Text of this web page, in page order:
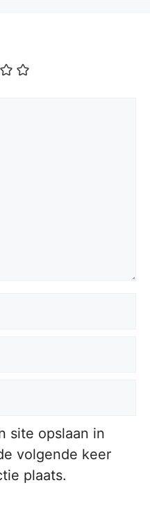
site opslaan in
volgende keer
plaats.